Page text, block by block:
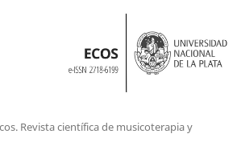
Revista científica de musicoterapia y